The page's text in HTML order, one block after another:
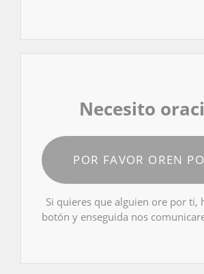
Necesito
POR FAVOR OREN
Si quieres que alguien ore por ti,
botón y enseguida nos